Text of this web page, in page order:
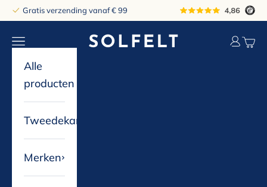
Naar inhoudGratis verzending vanaf € 99
solfelt
Navigatiemenu openen
Alle
producten
Tweedekans
Merken